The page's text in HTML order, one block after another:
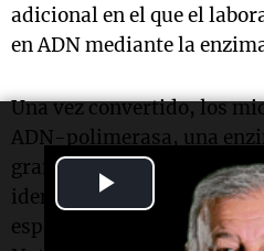
Video
adicional en el que el
en ADN mediante la
Una vez convertido, los
ADN-polimerasa, una
grandes cantidades de
identificación de genes
específica de ARN, según